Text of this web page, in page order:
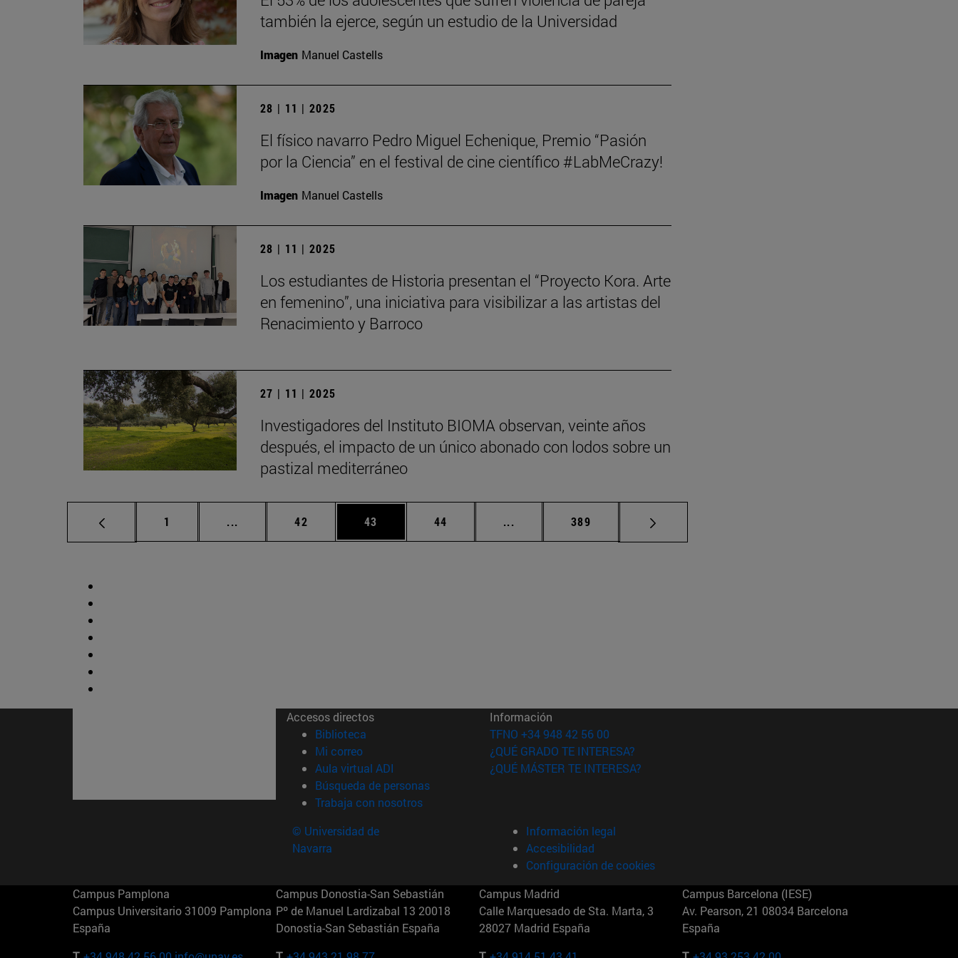
también la ejerce, según un estudio de la Universidad
Imagen Manuel Castells
28 | 11 | 2025
El físico navarro Pedro Miguel Echenique, Premio “Pasión
por la Ciencia” en el festival de cine científico #LabMeCrazy!
Imagen Manuel Castells
28 | 11 | 2025
Los estudiantes de Historia presentan el “Proyecto Kora. Arte
en femenino”, una iniciativa para visibilizar a las artistas del
Renacimiento y Barroco
27 | 11 | 2025
Investigadores del Instituto BIOMA observan, veinte años
después, el impacto de un único abonado con lodos sobre un
pastizal mediterráneo
Página
1 ... Páginas intermedias Use TAB para desplazarse.
Página
42 Página
43 Página
44 ... Páginas intermedias Use TAB para desplazarse.
Página
389
Accesos directos
Biblioteca (abre en nueva ventana)
Mi correo(abre en nueva ventana)
Aula virtual ADI (abre en nueva ventana)
Búsqueda de personas(abre en nueva ventana)
Trabaja con nosotros(abre en nueva ventana)
Información
TFNO +34 948 42 56 00
¿QUÉ GRADO TE INTERESA?
¿QUÉ MÁSTER TE INTERESA?
© Universidad de
Navarra
Información legal
Accesibilidad
Configuración de cookies
Campus Pamplona
Campus Universitario 31009 Pamplona
España
Campus Donostia-San Sebastián
Pº de Manuel Lardizabal 13 20018
Donostia-San Sebastián España
Campus Madrid
Calle Marquesado de Sta. Marta, 3
28027 Madrid España
Campus Barcelona (IESE)
Av. Pearson, 21 08034 Barcelona
España